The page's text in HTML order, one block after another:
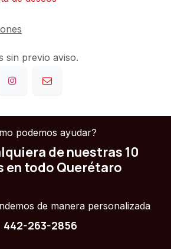
sin previo aviso.
podemos ayudar?
de nuestras 10
en todo Querétaro
de manera personalizada
442-263-2856